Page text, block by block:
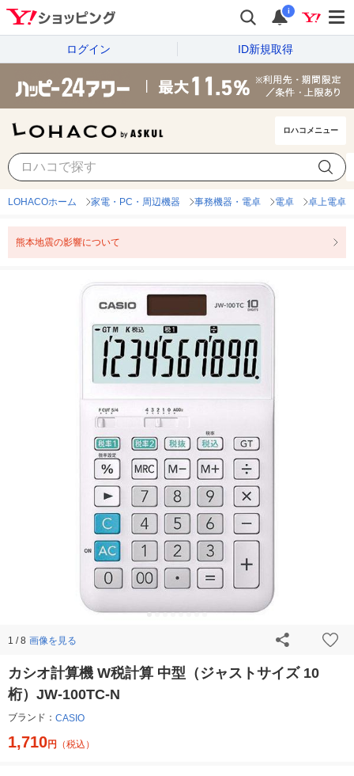
i
ログイン ID新規取得
ロハコメニュー
LOHACOホーム 家電・PC・周辺機器 事務機器・電卓 電卓 卓上電卓
熊本地震の影響について
1 / 8 画像を見る
カシオ計算機 W税計算 中型（ジャストサイズ 10
桁）JW-100TC-N
ブランド： CASIO
1,710円 （税込）